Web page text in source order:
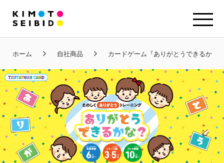
ホーム 自社商品 カードゲーム『ありがとうできるかな